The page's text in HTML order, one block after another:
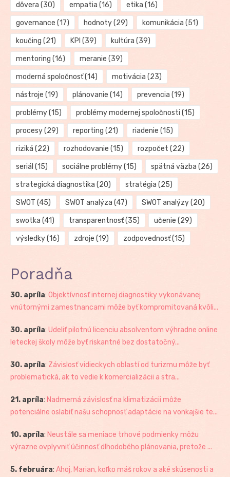
dôvera (30) empatia (16) etika (16)
governance (17) hodnoty(29) komunikácia (51)
koučing (21) KPI (39) kultúra (39)
mentoring (16) meranie (39)
moderná spoločnosť(14) motivácia (23)
nástroje (19) plánovanie (14) prevencia (19)
problémy(15) problémy modernej spoločnosti (15)
procesy(29) reporting (21) riadenie (15)
riziká (22) rozhodovanie (15) rozpočet (22)
seriál (15) sociálne problémy(15) spätná väzba (26)
strategická diagnostika (20) stratégia (25)
SWOT (45) SWOT analýza (47) SWOT analýzy(20)
swotka (41) transparentnosť(35) učenie (29)
výsledky(16) zdroje (19) zodpovednosť(15)
Poradňa
30. apríla: Objektívnosť internej diagnostiky vykonávanej
vnútornými zamestnancami môže byť kompromitovaná kvôli...
30. apríla: Udeliť pilotnú licenciu absolventom výhradne online
leteckej školy môže byť riskantné bez dostatočný...
30. apríla: Závislosť vidieckych oblastí od turizmu môže byť
problematická, ak to vedie k komercializácii a stra...
21. apríla: Nadmerná závislosť na klimatizácii môže
potenciálne oslabiť našu schopnosť adaptácie na vonkajšie te...
10. apríla: Neustále sa meniace trhové podmienky môžu
výrazne ovplyvniť účinnosť dlhodobého plánovania, pretože ...
5. februára: Ahoj, Marian, koľko máš rokov a aké skúsenosti a